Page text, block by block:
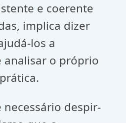
e coerente
implica dizer
los a
analisar o próprio
necessário despir-